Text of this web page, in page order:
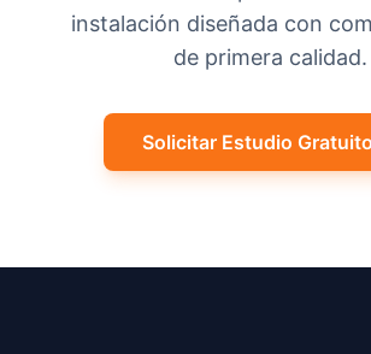
instalación diseñada con
de primera calidad.
Solicitar Estudio Gratuito